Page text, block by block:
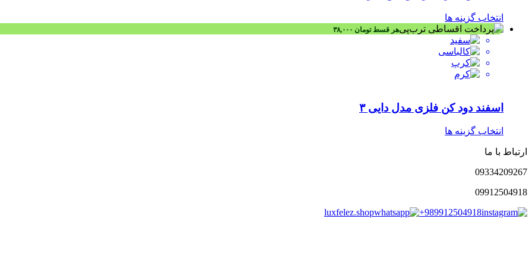
انتخاب گزینه ها
هر قسطتومان
اسفند دود کن فلزی مدل دایی ۳
انتخاب گزینه ها
ارتباط با ما
09334209267
0991 2504918
luxfelez.shop
+989912504918